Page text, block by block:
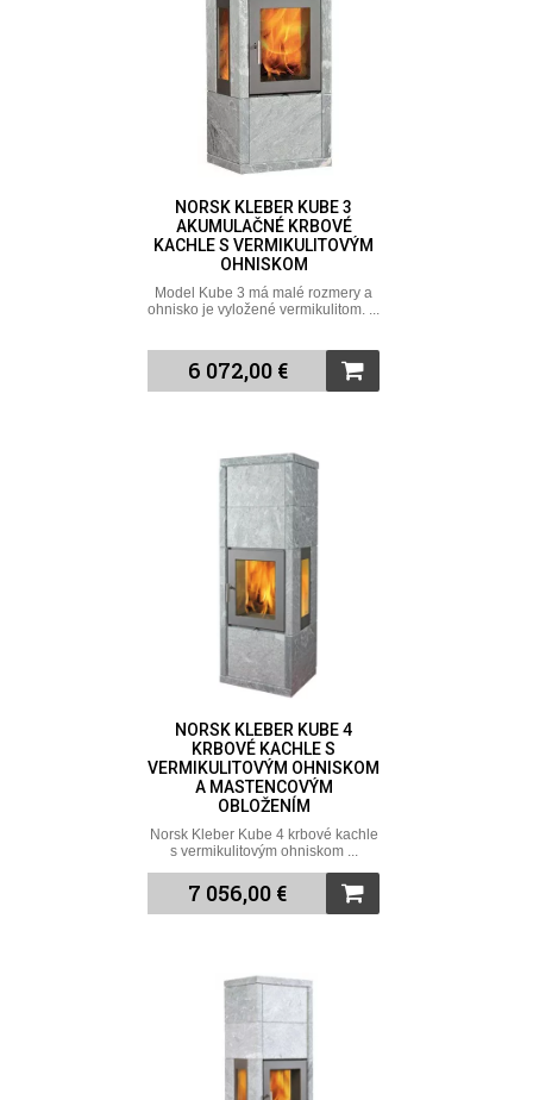
NORSK KLEBER KUBE 3
AKUMULAČNÉ KRBOVÉ
KACHLE S VERMIKULITOVÝM
OHNISKOM
Model Kube 3 má malé rozmery a
ohnisko je vyložené vermikulitom. ...
6 072,00 €
NORSK KLEBER KUBE 4
KRBOVÉ KACHLE S
VERMIKULITOVÝM OHNISKOM
A MASTENCOVÝM
OBLOŽENÍM
Norsk Kleber Kube 4 krbové kachle
s vermikulitovým ohniskom ...
7 056,00 €